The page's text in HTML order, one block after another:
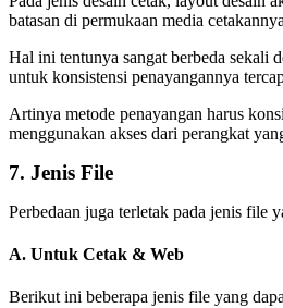
batasan di permukaan media
Hal ini tentunya sangat berbeda sekali
untuk konsistensi penayangannya
Artinya metode penayangan harus
menggunakan akses dari perangkat
7. Jenis File
Perbedaan juga terletak pada jenis file
A. Untuk Cetak & Web
Berikut ini beberapa jenis file yang